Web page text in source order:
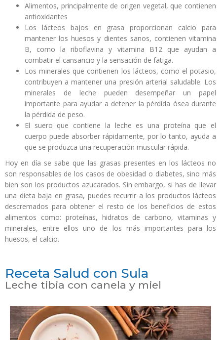
Alimentos, principalmente de origen vegetal, que contienen
antioxidantes
Los lácteos bajos en grasa proporcionan calcio para
mantener los huesos y dientes sanos, contienen vitamina
B, como la riboflavina y vitamina B12 que ayudan a
combatir el cansancio y la sensación de fatiga.
Los minerales que contienen los lácteos, como el potasio,
contribuyen a mantener una presión arterial saludable. Los
minerales de leche pueden desempeñar un papel
importante para ayudar a detener la pérdida ósea durante
la pérdida de peso.
El suero que contiene la leche es una proteína que el
cuerpo puede absorber rápidamente, por lo tanto, ayuda a
que se produzca una recuperación muscular rápida.
Hoy en día se sabe que las grasas presentes en los lácteos no
son responsables de los casos de obesidad o diabetes, sino más
bien son los productos azucarados. Sin embargo, si has de llevar
una dieta baja en grasa, puedes recurrir a los productos lácteos
descremados para obtener el resto de los beneficios de estos
alimentos como: proteínas, hidratos de carbono, vitaminas y
minerales, entre ellos uno de los más importantes para los
huesos, el calcio.
Receta Salud con Sula
Leche tibia con canela y miel